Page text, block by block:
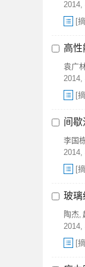
2014,
[
高
袁广
2014,
[
间
李国
2014,
[
玻璃
陶杰,
2014,
[